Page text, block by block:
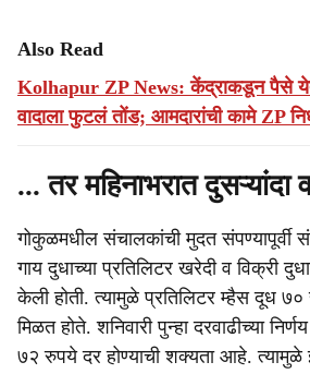
Also Read
Kolhapur ZP News: केंद्राकडून पैसे
वादाला फुटलं तोंड; आमदारांची कामे ZP
... तर महिनाभरात दुसऱ्यांदा
गोकुळमधील संचालकांची मुदत
गाय दुधाच्या प्रतिलिटर खरेदी व विक्री
केली होती. त्यामुळे प्रतिलिटर म्हैस दूध ७०
मिळत होते. शनिवारी पुन्हा दरवाढीच्या
७२ रुपये दर होण्याची शक्यता आहे. त्यामुळे